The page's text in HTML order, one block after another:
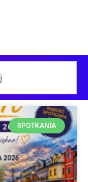
SPOTKANIA